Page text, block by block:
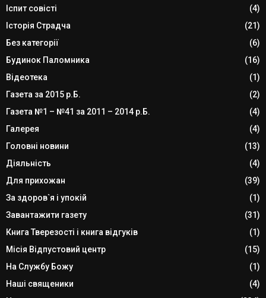
Іспит совісті
(4)
Історія Страдча
(21)
Без категорії
(6)
Будинок Паломника
(16)
Відеотека
(1)
Газета за 2015 р.Б.
(2)
Газета №1 – №41 за 2011 – 2014 р.Б.
(4)
Галерея
(4)
Головні новини
(13)
Діяльність
(4)
Для прихожан
(39)
За здоров`я і упокій
(1)
Завантажити газету
(31)
Книга Тверезості і книга відгуків
(1)
Місія Відпустовий центр
(15)
На Службу Божу
(1)
Наші священики
(4)